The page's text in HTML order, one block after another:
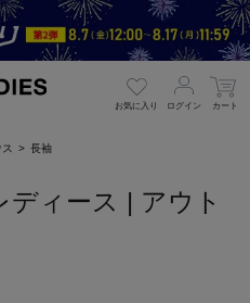
お気に入り ログイン カート
長袖
ィース | アウト